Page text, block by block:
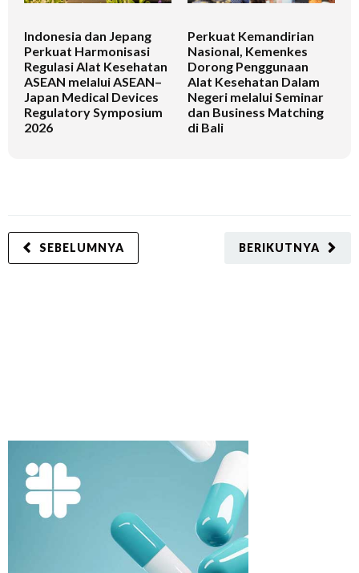
Indonesia dan Jepang
Perkuat Harmonisasi
Regulasi Alat Kesehatan
ASEAN melalui ASEAN–
Japan Medical Devices
Regulatory Symposium
2026
Perkuat Kemandirian
Nasional, Kemenkes
Dorong Penggunaan
Alat Kesehatan Dalam
Negeri melalui Seminar
dan Business Matching
di Bali
BERIKUTNYA
SEBELUMNYA